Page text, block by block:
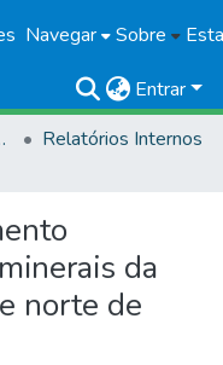
Navegar Sobre
Entrar
Relatórios Internos
da
norte de